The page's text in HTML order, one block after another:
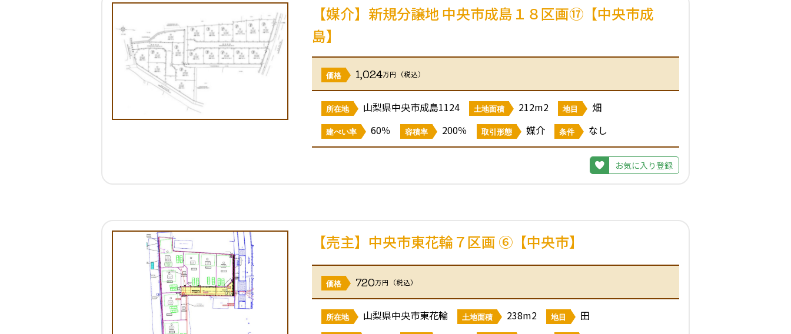
【媒介】新規分譲地 中央市成島１８区画⑰【中央市成
島】
価格 1,024万円（税込）
所在地 山梨県中央市成島1124 土地面積 212m2 地目 畑
建ぺい率 60％ 容積率 200％ 取引形態 媒介 条件 なし
お気に入り登録
【売主】中央市東花輪７区画 ⑥【中央市】
価格 720万円（税込）
所在地 山梨県中央市東花輪 土地面積 238m2 地目 田